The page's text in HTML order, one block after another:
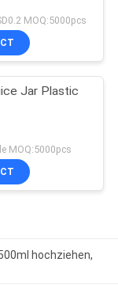
MOQ:5000pcs
Jar Plastic
MOQ:5000pcs
hochziehen,